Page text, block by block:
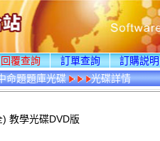
回覆查詢 訂單查詢
訂購説明
命題題庫光碟 光碟詳情
教學光碟DVD版